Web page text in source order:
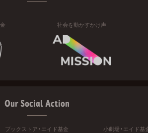
社会を動かすかけ声
Our Social Action
ブックストア・エイド基金 小劇場・エイド基